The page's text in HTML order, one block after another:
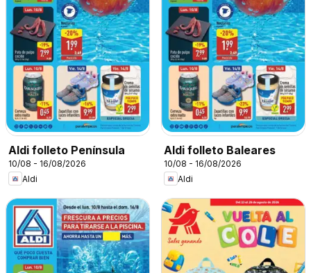
Aldi folleto Península
10/08 - 16/08/2026
Aldi
Aldi folleto Baleares
10/08 - 16/08/2026
Aldi